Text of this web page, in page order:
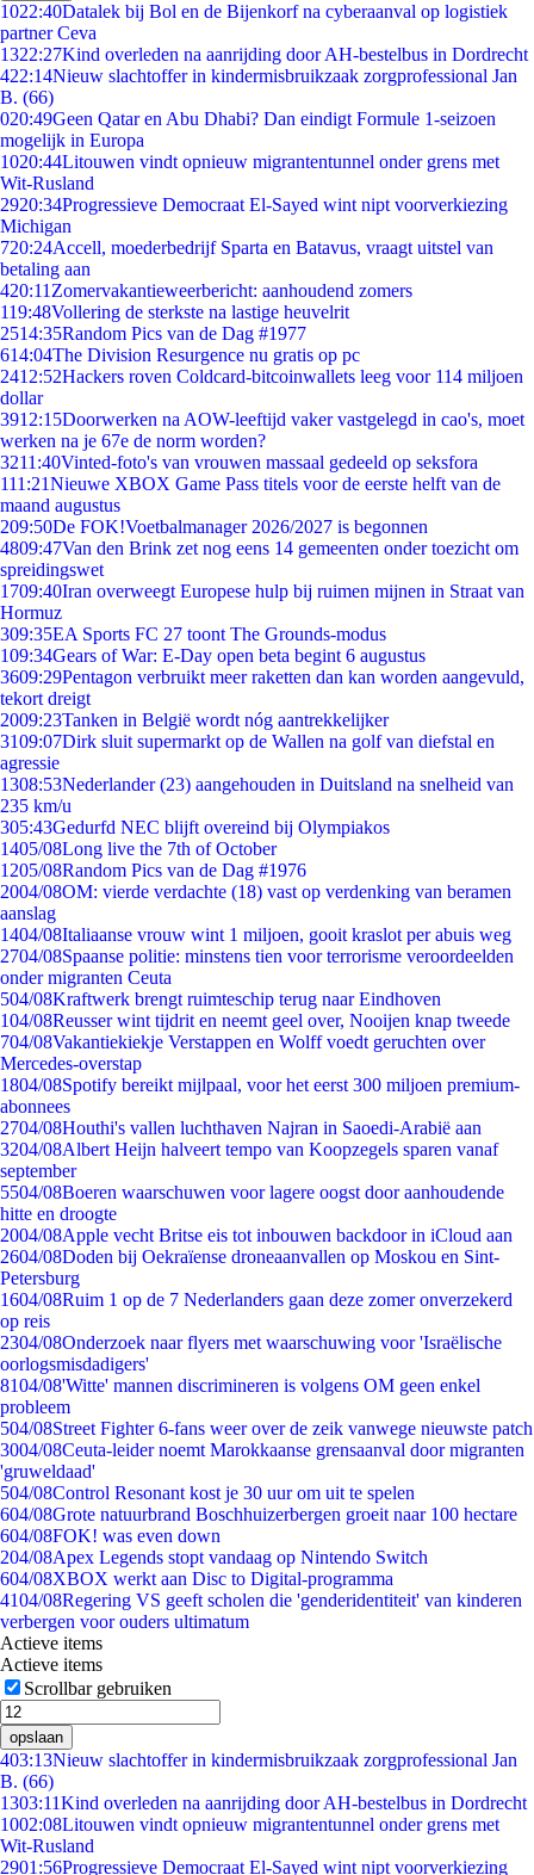
1022:40Datalek bij Bol en de Bijenkorf na cyberaanval op logistiek
partner Ceva
1322:27Kind overleden na aanrijding door AH-bestelbus in Dordrecht
422:14Nieuw slachtoffer in kindermisbruikzaak zorgprofessional Jan
B. (66)
020:49Geen Qatar en Abu Dhabi? Dan eindigt Formule 1-seizoen
mogelijk in Europa
1020:44Litouwen vindt opnieuw migrantentunnel onder grens met
Wit-Rusland
2920:34Progressieve Democraat El-Sayed wint nipt voorverkiezing
Michigan
720:24Accell, moederbedrijf Sparta en Batavus, vraagt uitstel van
betaling aan
420:11 Zomervakantieweerbericht: aanhoudend zomers
119:48Vollering de sterkste na lastige heuvelrit
2514:35Random Pics van de Dag #1977
614:04The Division Resurgence nu gratis op pc
2412:52Hackers roven Coldcard-bitcoinwallets leeg voor 114 miljoen
dollar
3912:15Doorwerken na AOW-leeftijd vaker vastgelegd in cao's, moet
werken na je 67e de norm worden?
3211:40Vinted-foto's van vrouwen massaal gedeeld op seksfora
111:21Nieuwe XBOX Game Pass titels voor de eerste helft van de
maand augustus
209:50De FOK!Voetbalmanager 2026/2027 is begonnen
4809:47Van den Brink zet nog eens 14 gemeenten onder toezicht om
spreidingswet
1709:40Iran overweegt Europese hulp bij ruimen mijnen in Straat van
Hormuz
309:35EA Sports FC 27 toont The Grounds-modus
109:34Gears of War: E-Day open beta begint 6 augustus
3609:29Pentagon verbruikt meer raketten dan kan worden aangevuld,
tekort dreigt
2009:23Tanken in België wordt nóg aantrekkelijker
3109:07Dirk sluit supermarkt op de Wallen na golf van diefstal en
agressie
1308:53Nederlander (23) aangehouden in Duitsland na snelheid van
235 km/u
305:43Gedurfd NEC blijft overeind bij Olympiakos
1405/08Long live the 7th of October
1205/08Random Pics van de Dag #1976
2004/08OM: vierde verdachte (18) vast op verdenking van beramen
aanslag
1404/08Italiaanse vrouw wint 1 miljoen, gooit kraslot per abuis weg
2704/08Spaanse politie: minstens tien voor terrorisme veroordeelden
onder migranten Ceuta
504/08Kraftwerk brengt ruimteschip terug naar Eindhoven
104/08Reusser wint tijdrit en neemt geel over, Nooijen knap tweede
704/08Vakantiekiekje Verstappen en Wolff voedt geruchten over
Mercedes-overstap
1804/08Spotify bereikt mijlpaal, voor het eerst 300 miljoen premium-
abonnees
2704/08Houthi's vallen luchthaven Najran in Saoedi-Arabië aan
3204/08Albert Heijn halveert tempo van Koopzegels sparen vanaf
september
5504/08Boeren waarschuwen voor lagere oogst door aanhoudende
hitte en droogte
2004/08Apple vecht Britse eis tot inbouwen backdoor in iCloud aan
2604/08Doden bij Oekraïense droneaanvallen op Moskou en Sint-
Petersburg
1604/08Ruim 1 op de 7 Nederlanders gaan deze zomer onverzekerd
op reis
2304/08Onderzoek naar flyers met waarschuwing voor 'Israëlische
oorlogsmisdadigers'
8104/08'Witte' mannen discrimineren is volgens OM geen enkel
probleem
504/08Street Fighter 6-fans weer over de zeik vanwege nieuwste patch
3004/08Ceuta-leider noemt Marokkaanse grensaanval door migranten
'gruweldaad'
504/08Control Resonant kost je 30 uur om uit te spelen
604/08Grote natuurbrand Boschhuizerbergen groeit naar 100 hectare
604/08FOK! was even down
204/08Apex Legends stopt vandaag op Nintendo Switch
604/08XBOX werkt aan Disc to Digital-programma
4104/08Regering VS geeft scholen die 'genderidentiteit' van kinderen
verbergen voor ouders ultimatum
Actieve items
Actieve items
Scrollbar gebruiken
opslaan
403:13Nieuw slachtoffer in kindermisbruikzaak zorgprofessional Jan
B. (66)
1303:11Kind overleden na aanrijding door AH-bestelbus in Dordrecht
1002:08Litouwen vindt opnieuw migrantentunnel onder grens met
Wit-Rusland
2901:56Progressieve Democraat El-Sayed wint nipt voorverkiezing